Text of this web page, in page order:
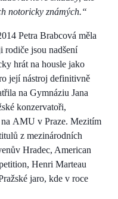
notoricky známých.“
Petra Brabcová měla
jsou nadšení
hrát na housle jako
její nástroj definitivně
na Gymnáziu Jana
konzervatoři,
AMU v Praze. Mezitím
z mezinárodních
Hradec, American
Henri Marteau
jaro, kde v roce